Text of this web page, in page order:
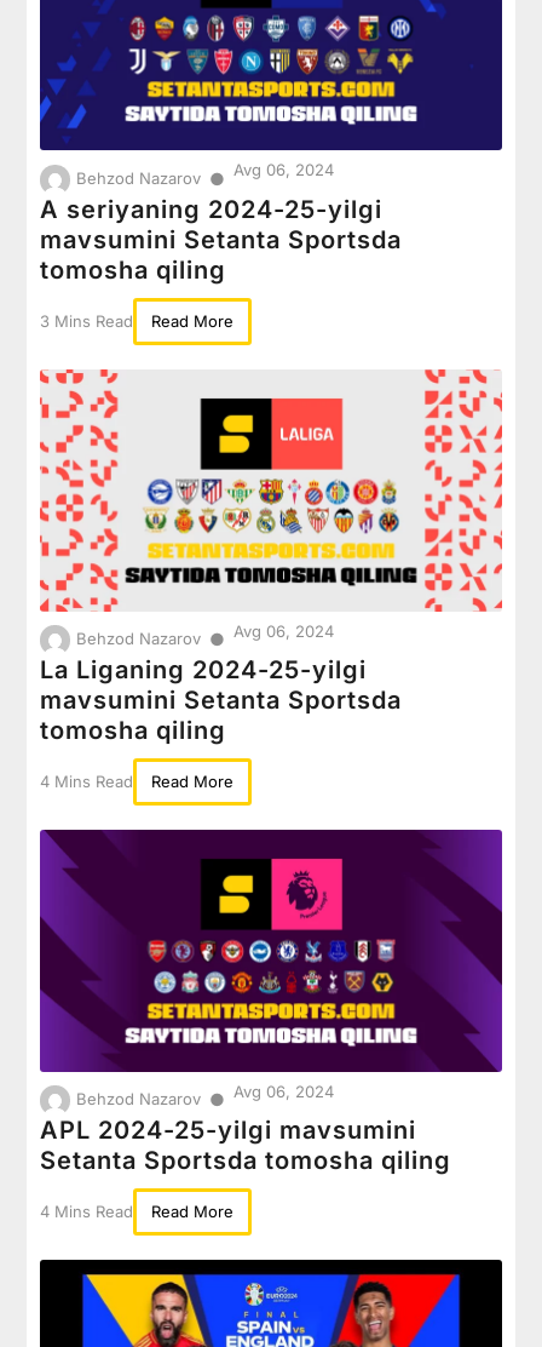
Behzod Nazarov ● Avg 06, 2024
A seriyaning 2024-25-yilgi
mavsumini Setanta Sportsda
tomosha qiling
3 Mins Read Read More
Behzod Nazarov ● Avg 06, 2024
La Liganing 2024-25-yilgi
mavsumini Setanta Sportsda
tomosha qiling
4 Mins Read Read More
Behzod Nazarov ● Avg 06, 2024
APL 2024-25-yilgi mavsumini
Setanta Sportsda tomosha qiling
4 Mins Read Read More